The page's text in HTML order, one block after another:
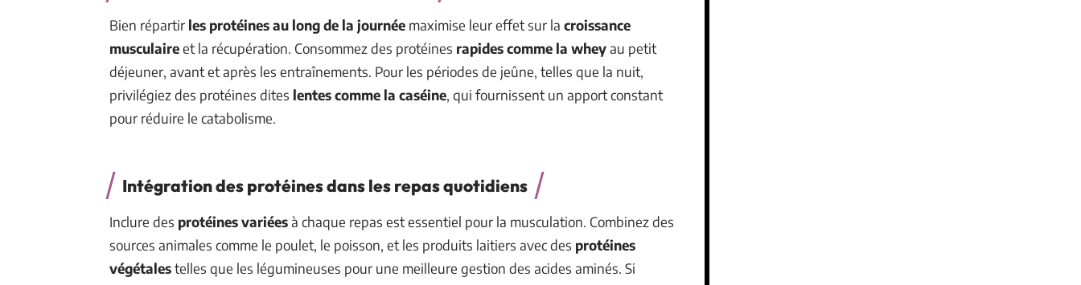
Bien répartir les protéines au long de la journée maximise leur effet sur la croissance
musculaireet la récupération. Consommez des protéines rapides comme la wheyau petit
déjeuner, avant et après les entraînements. Pour les périodes de jeûne, telles que la nuit,
privilégiez des protéines dites lentes comme la caséine, qui fournissent un apport constant
pour réduire le catabolisme.
Intégration des protéines dans les repas quotidiens
Inclure des protéines variéesà chaque repas est essentiel pour la musculation. Combinez des
sources animales comme le poulet, le poisson, et les produits laitiers avec des protéines
végétalestelles que les légumineuses pour une meilleure gestion des acides aminés. Si